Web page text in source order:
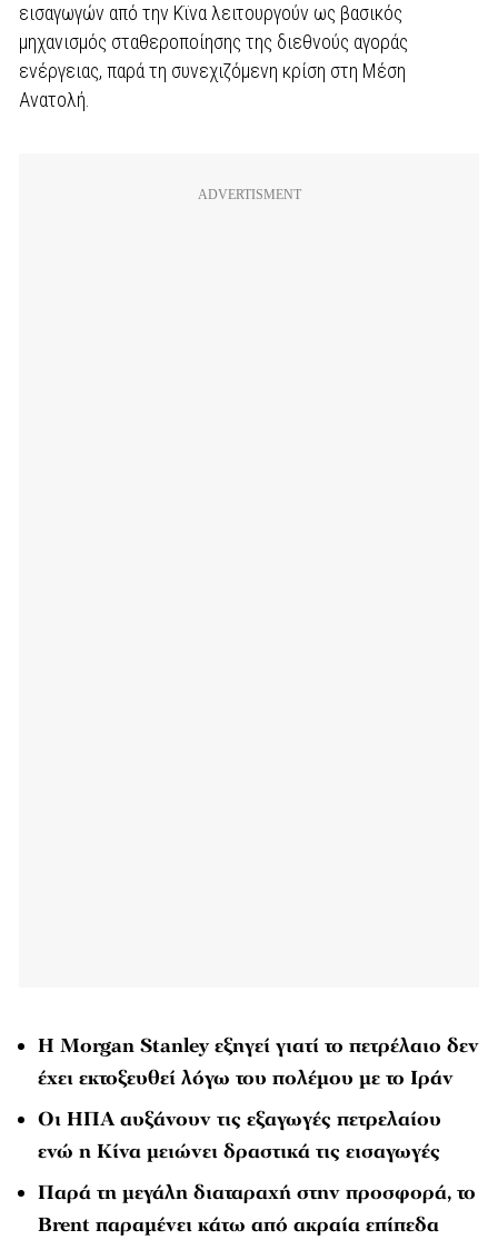
εισαγωγών από την Κϊνα λειτουργούν ως βασικός
μηχανισμός σταθεροποίησης της διεθνούς αγοράς
ενέργειας, παρά τη συνεχιζόμενη κρίση στη Μέση
Ανατολή.
Η Morgan Stanley εξηγεί γιατί το πετρέλαιο δεν
έχει εκτοξευθεί λόγω του πολέμου με το Ιράν
Οι ΗΠΑ αυξάνουν τις εξαγωγές πετρελαίου
ενώ η Κίνα μειώνει δραστικά τις εισαγωγές
Παρά τη μεγάλη διαταραχή στην προσφορά, το
Brent παραμένει κάτω από ακραία επίπεδα